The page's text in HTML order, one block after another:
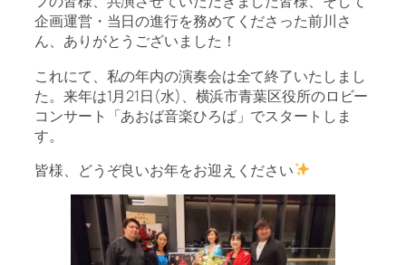
企画運営・当日の進行を務めてくださった前川さ
ん、ありがとうございました！
これにて、私の年内の演奏会は全て終了いたしまし
た。来年は1月21日(水)、横浜市青葉区役所のロビー
コンサート「あおば音楽ひろば」でスタートしま
す。
皆様、どうぞ良いお年をお迎えください